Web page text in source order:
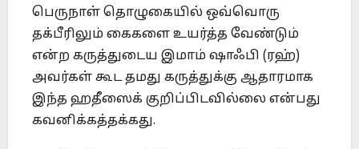
பெருநாள் தொழுகையில் ஒவ்வொரு
தக்பீரிலும் கைகளை உயர்த்த வேண்டும்
என்ற கருத்துடைய இமாம் ஷாஃபி (ரஹ்)
அவர்கள் கூட தமது கருத்துக்கு ஆதாரமாக
இந்த ஹதீஸைக் குறிப்பிடவில்லை என்பது
கவனிக்கத்தக்கது.